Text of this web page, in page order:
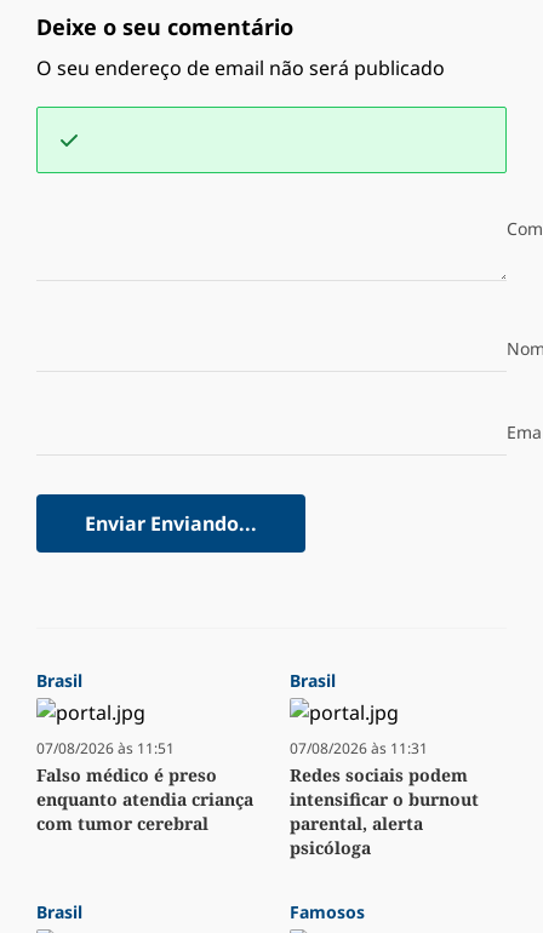
Deixe o seu comentário
O seu endereço de email não será publicado
Enviar Enviando...
Brasil
07/08/2026 às 11:51
Falso médico é preso
enquanto atendia criança
com tumor cerebral
Brasil
07/08/2026 às 11:31
Redes sociais podem
intensificar o burnout
parental, alerta
psicóloga
Brasil Famosos